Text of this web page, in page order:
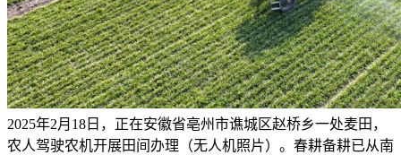
2025年2月18日，正在安徽省亳州市谯城区赵桥乡一处麦田，
农人驾驶农机开展田间办理（无人机照片）。春耕备耕已从南